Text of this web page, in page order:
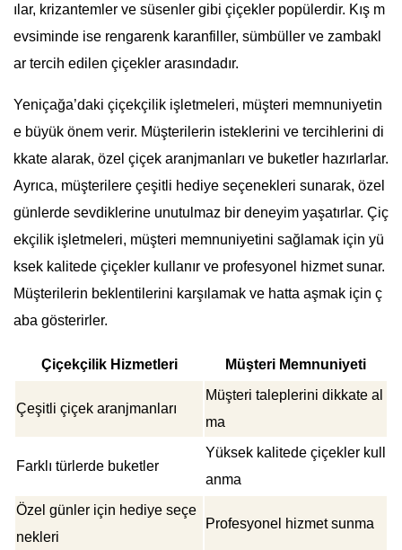
ılar, krizantemler ve süsenler gibi çiçekler popülerdir. Kış m
evsiminde ise rengarenk karanfiller, sümbüller ve zambakl
ar tercih edilen çiçekler arasındadır.
Yeniçağa’daki çiçekçilik işletmeleri, müşteri memnuniyetin
e büyük önem verir. Müşterilerin isteklerini ve tercihlerini di
kkate alarak, özel çiçek aranjmanları ve buketler hazırlarlar.
Ayrıca, müşterilere çeşitli hediye seçenekleri sunarak, özel
günlerde sevdiklerine unutulmaz bir deneyim yaşatırlar. Çiç
ekçilik işletmeleri, müşteri memnuniyetini sağlamak için yü
ksek kalitede çiçekler kullanır ve profesyonel hizmet sunar.
Müşterilerin beklentilerini karşılamak ve hatta aşmak için ç
aba gösterirler.
Çiçekçilik Hizmetleri Müşteri Memnuniyeti
Çeşitli çiçek aranjmanları
Müşteri taleplerini dikkate al
ma
Farklı türlerde buketler
Yüksek kalitede çiçekler kull
anma
Özel günler için hediye seçe
nekleri
Profesyonel hizmet sunma